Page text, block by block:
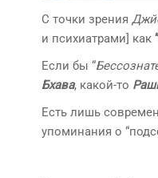
С точки зрения
и психиатрами] как
Если бы “
Бхава, какой-то
Есть лишь
упоминания о